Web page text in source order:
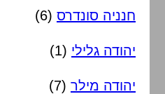
חנניה סונדרס (6)
יהודה גלילי (1)
יהודה מילר (7)